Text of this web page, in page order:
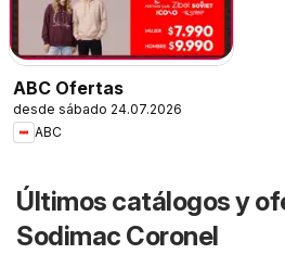
ABC Ofertas
desde sábado 24.07.2026
ABC
Últimos catálogos y
Sodimac Coronel